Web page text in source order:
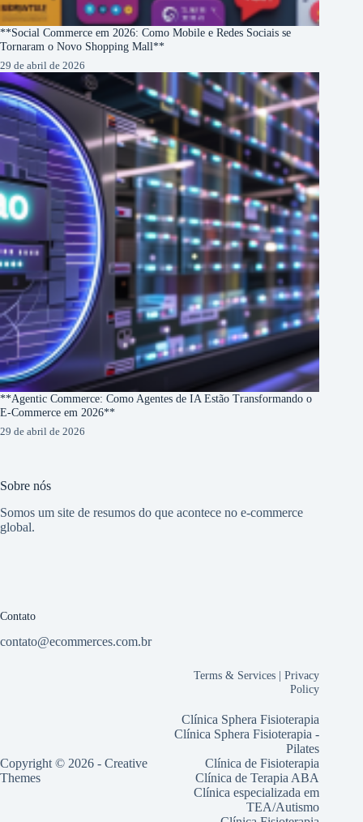
**Social Commerce em 2026: Como Mobile e Redes Sociais se
Tornaram o Novo Shopping Mall**
29 de abril de 2026
**Agentic Commerce: Como Agentes de IA Estão Transformando o
E-Commerce em 2026**
29 de abril de 2026
Sobre nós
Somos um site de resumos do que acontece no e-commerce
global.
Contato
contato@ecommerces.com.br
Copyright © 2026 - Creative
Themes
Terms & Services |Privacy
Policy
Clínica Sphera Fisioterapia
Clínica Sphera Fisioterapia -
Pilates
Clínica de Fisioterapia
Clínica de Terapia ABA
Clínica especializada em
TEA/Autismo